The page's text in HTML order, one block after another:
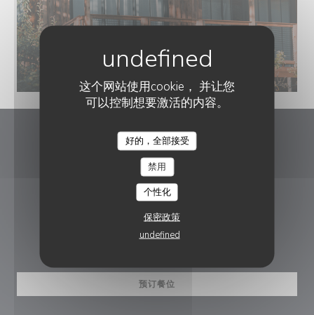
这个网站使用cookie， 并让您
可以控制想要激活的内容。
好的，全部接受
禁用
个性化
保密政策
undefined
Valterra_Lodges.png
Le Caveau
La Conche 26410 Châtillon-en-Diois
04 75 21 18 77
预订
预订餐位